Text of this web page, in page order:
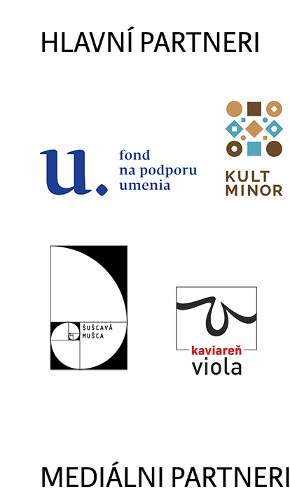
HLAVNÍ PARTNERI
MEDIÁLNI PARTNERI